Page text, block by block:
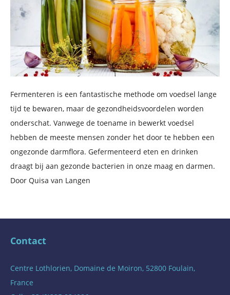
Fermenteren is een fantastische methode om voedsel lange
tijd te bewaren, maar de gezondheidsvoordelen worden
onderschat. Vanwege de toename in bewerkt voedsel
hebben de meeste mensen zonder het door te hebben een
ongezonde darmflora. Gefermenteerd eten en drinken
draagt bij aan gezonde bacterien in onze maag en darmen.
Door Quisa van Langen
Contact
Centre Lothlorien, Domaine de Moiron, 52800 Foulain,
France